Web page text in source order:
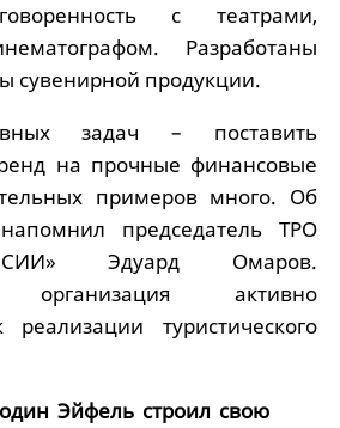
с театрами,
Разработаны
сувенирной продукции.
задач – поставить
на прочные финансовые
примеров много. Об
председатель ТРО
Эдуард Омаров.
организация активно
туристического
Эйфель строил свою